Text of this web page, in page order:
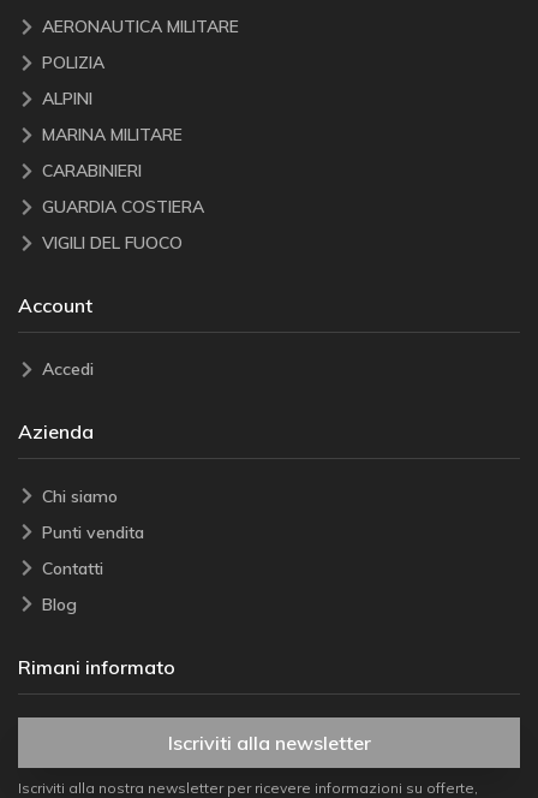
AERONAUTICA MILITARE
POLIZIA
ALPINI
MARINA MILITARE
CARABINIERI
GUARDIA COSTIERA
VIGILI DEL FUOCO
Account
Accedi
Azienda
Chi siamo
Punti vendita
Contatti
Blog
Rimani informato
Iscriviti alla newsletter
Iscriviti alla nostra newsletter per ricevere informazioni su offerte,